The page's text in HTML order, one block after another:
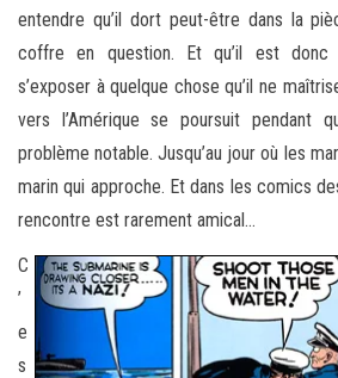
entendre qu’il dort peut-être dans la
coffre en question. Et qu’il est
s’exposer à quelque chose qu’il ne
vers l’Amérique se poursuit pendant
problème notable. Jusqu’au jour où les
marin qui approche. Et dans les comics
rencontre est rarement amical…
C
’
e
s